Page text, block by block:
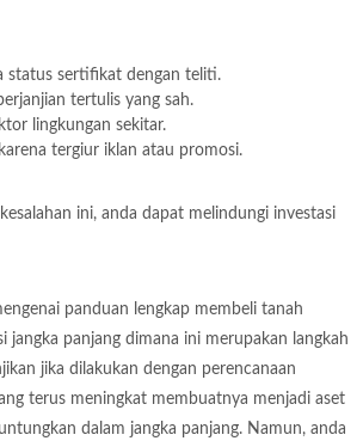
status sertifikat dengan teliti.
tertulis yang sah.
lingkungan sekitar.
tergiur iklan atau promosi.
ini, anda dapat melindungi investasi
panduan lengkap membeli tanah
jangka panjang dimana ini merupakan langkah
jika dilakukan dengan perencanaan
terus meningkat membuatnya menjadi aset
dalam jangka panjang. Namun, anda